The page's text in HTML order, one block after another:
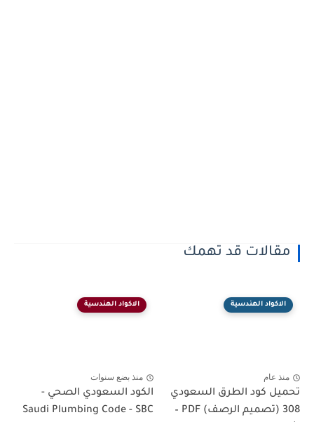
مقالات قد تهمك
الاكواد الهندسية
منذ عام
تحميل كود الطرق السعودي
308 (تصميم الرصف) PDF –
الاكواد الهندسية
منذ بضع سنوات
الكود السعودي الصحي -
Saudi Plumbing Code - SBC